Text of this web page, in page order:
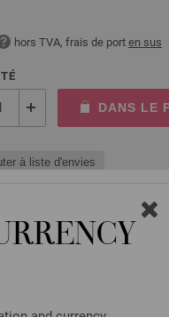
and currency.
hors TVA, frais de port en sus
DANS LE
à liste d'envies
circulaire design en
circulaire design en bois
40cm